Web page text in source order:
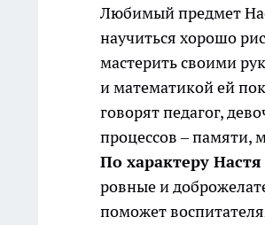
Любимый предмет
научиться хорошо
мастерить своими
и математикой ей
говорят педагог,
процессов –
По характеру
ровные и
поможет